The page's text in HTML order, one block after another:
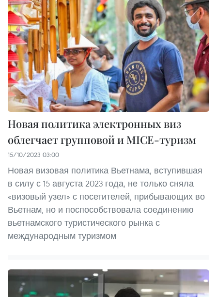
Новая политика электронных виз
облегчает групповой и MICE-туризм
15/10/2023 03:00
Новая визовая политика Вьетнама, вступившая
в силу с 15 августа 2023 года, не только сняла
«визовый узел» с посетителей, прибывающих во
Вьетнам, но и поспособствовала соединению
вьетнамского туристического рынка с
международным туризмом